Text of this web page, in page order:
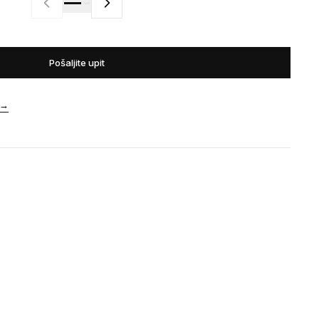
Pošaljite upit